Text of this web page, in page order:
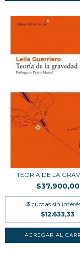
TEORÍA DE LA
$37.900,00
3 cuotas sin
$12.633,33